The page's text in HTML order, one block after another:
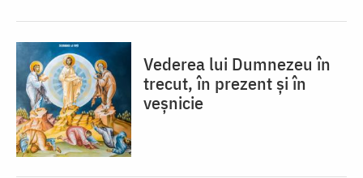
Vederea lui Dumnezeu în
trecut, în prezent și în
veșnicie